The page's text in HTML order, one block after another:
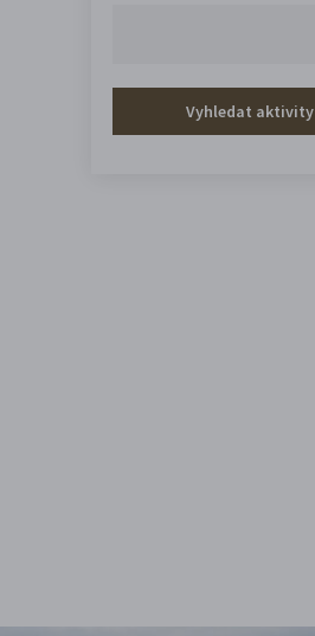
Vyhledat aktivity